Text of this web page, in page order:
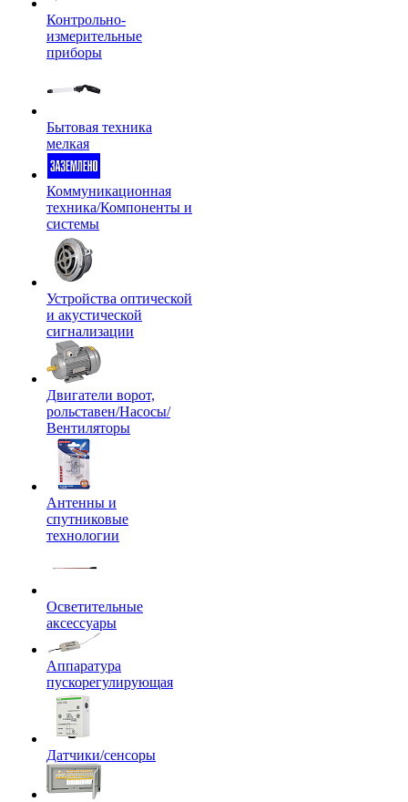
Контрольно-
измерительные
приборы
Бытовая техника
мелкая
Коммуникационная
техника/Компоненты и
системы
Устройства оптической
и акустической
сигнализации
Двигатели ворот,
рольставен/Насосы/
Вентиляторы
Антенны и
спутниковые
технологии
Осветительные
аксессуары
Аппаратура
пускорегулирующая
Датчики/сенсоры